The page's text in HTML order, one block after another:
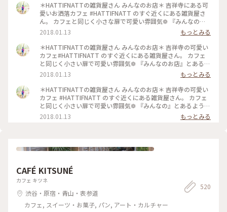
＊HATTIFNATTの雑貨屋さん みんなのお店＊ 吉祥寺にある可
愛いお洒落カフェ #HATTIFNATT のすぐ近くにある雑貨屋さ
ん。 カフェと同じく小さな扉で可愛い雰囲気❁ 『みんなのお
店』とあるように いろんな作家さんたちによるお店⑅︎◡̈︎* 思いの
詰まったオリジナル雑貨は 可愛い小物から大人アクセサリー
まで… すごいな〜可愛いな〜とワクワク。 店内は狭いので荷
物が多いと大変ですが ほっこり癒される空間でした♪ #吉祥寺
#雑貨#可愛い#癒し#ほっこり #カラフル#プレゼント#ことり
2018.01.13
もっとみる
＊HATTIFNATTの雑貨屋さん みんなのお店＊ 吉祥寺の可愛い
カフェ#HATTIFNATT のすぐ近くにある雑貨屋さん。 カフェ
と同じく小さい扉で可愛い雰囲気❁ 『みんなのお店』とあるよ
うに 沢山の作家さんたちのお店です⑅︎◡̈︎* それぞれの思いが詰ま
った雑貨たち。 可愛らしい小物から 大人っぽいアクセサリー
まで様々。 店内は狭いので荷物が多いと大変ですが ほっこり
癒される空間でした♪ #吉祥寺#雑貨#可愛い#癒し#ほっこり #
カラフル#プレゼント#ことりっぷ東京
2018.01.13
もっとみる
＊HATTIFNATTの雑貨屋さん みんなのお店＊ 吉祥寺の可愛い
カフェ #HATTIFNATT のすぐ近くにある雑貨屋さん。 カフェ
と同じく小さい扉で可愛い雰囲気❁ 『みんなの』とあるように
沢山の作家さんたちのお店です⑅︎◡̈︎* それぞれの思いが詰まった
雑貨たち。 可愛らしい小物から 大人っぽいアクセサリーまで
フル#プレゼント#ことりっぷ東京
2018.01.13 もっとみる
CAFÉ KITSUNÉ
カフェ キツネ
渋谷・原宿・青山・表参道
カフェ, スイーツ・お菓子, パン, アート・カルチャー
520